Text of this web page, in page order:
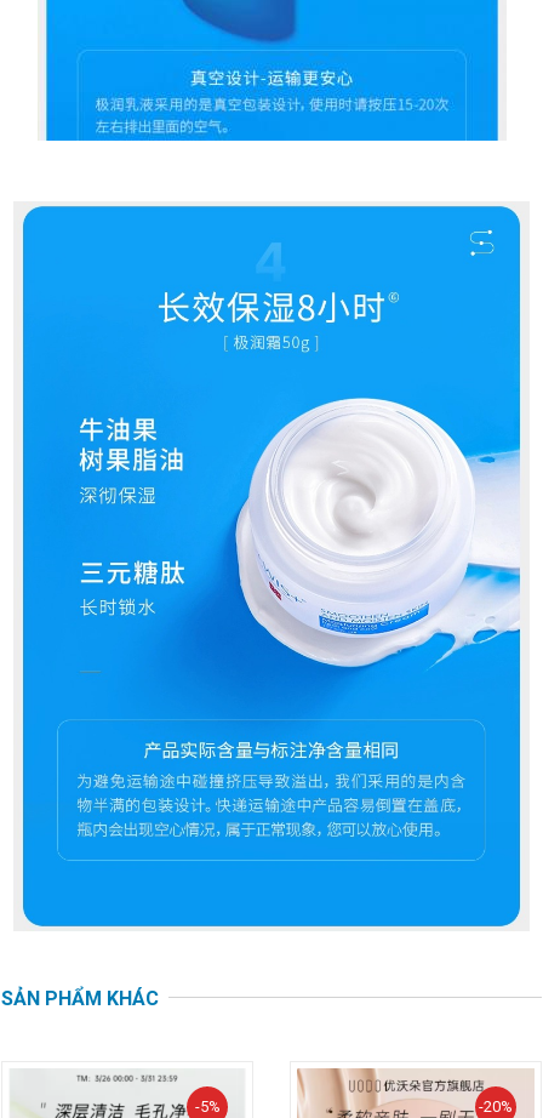
SẢN PHẨM KHÁC
-5% -20%